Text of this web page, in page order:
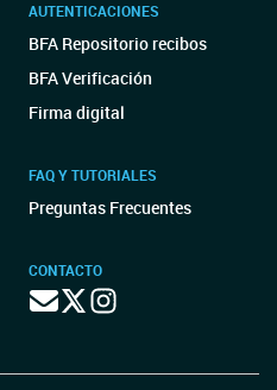
AUTENTICACIONES
BFA Repositorio recibos
BFA Verificación
Firma digital
FAQ Y TUTORIALES
Preguntas Frecuentes
CONTACTO